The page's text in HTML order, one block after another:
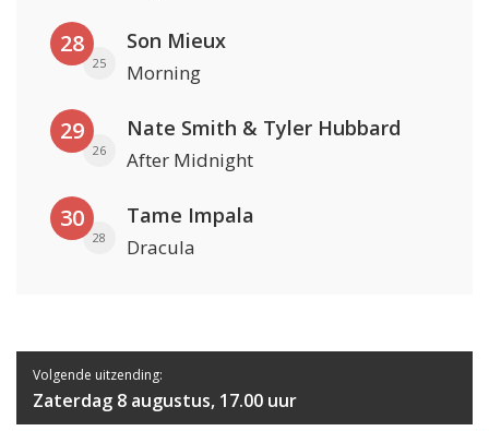
28
25
Son Mieux
Morning
29
26
Nate Smith & Tyler Hubbard
After Midnight
30
28
Tame Impala
Dracula
Volgende uitzending:
Zaterdag 8 augustus, 17.00 uur